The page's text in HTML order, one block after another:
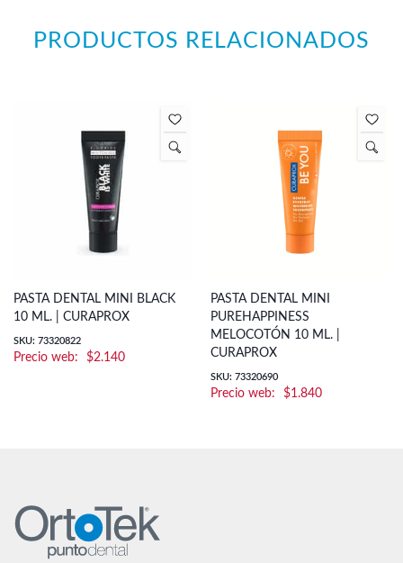
PRODUCTOS RELACIONADOS
PASTA DENTAL MINI BLACK
10 ML. | CURAPROX
SKU: 73320822
$2.140
PASTA DENTAL MINI
PUREHAPPINESS
MELOCOTÓN 10 ML. |
CURAPROX
SKU: 73320690
$1.840